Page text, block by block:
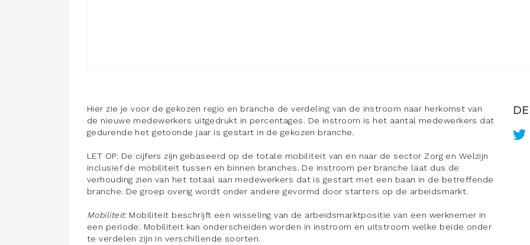
Hier zie je voor de gekozen regio en branche de verdeling van de instroom naar herkomst van
de nieuwe medewerkers uitgedrukt in percentages. De instroom is het aantal medewerkers dat
gedurende het getoonde jaar is gestart in de gekozen branche.
LET OP: De cijfers zijn gebaseerd op de totale mobiliteit van en naar de sector Zorg en Welzijn
inclusief de mobiliteit tussen en binnen branches. De instroom per branche laat dus de
verhouding zien van het totaal aan medewerkers dat is gestart met een baan in de betreffende
branche. De groep overig wordt onder andere gevormd door starters op de arbeidsmarkt.
Mobiliteit: Mobiliteit beschrijft een wisseling van de arbeidsmarktpositie van een werknemer in
een periode. Mobiliteit kan onderscheiden worden in instroom en uitstroom welke beide onder
te verdelen zijn in verschillende soorten.